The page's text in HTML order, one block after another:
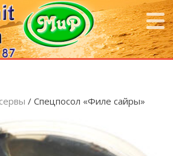
/ Спецпосол «Филе сайры»